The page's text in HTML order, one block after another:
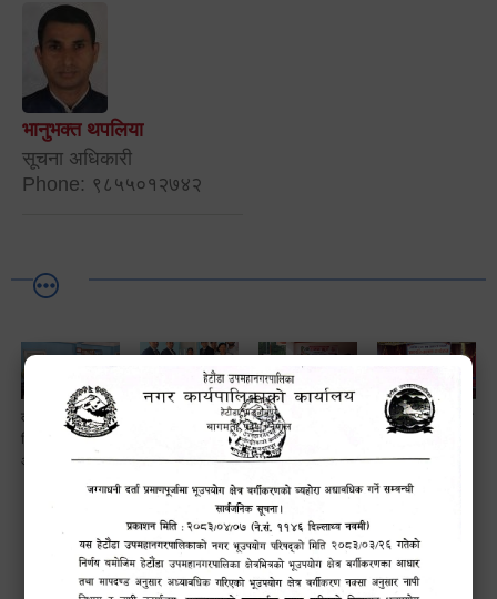
भानुभक्त थपलिया
सूचना अधिकारी
Phone: ९८५५०१२७४२
लैङ्गि असमानताका
विबिध पक्षहरु विषयक
अन्तक्रिया कार्यक्रम
उपमहानगरपालिकाबाटै
प्यान र भ्याटसहितका
कर सेवा सम्बन्धी
ड्रागन फ्रुट
महोत्सव–२०८३
सफलतापूर्वक
सम्पन्न!
सामाजिक सुरक्षा तथा
अन्तरक्रियात्मक
कार्यक्रम